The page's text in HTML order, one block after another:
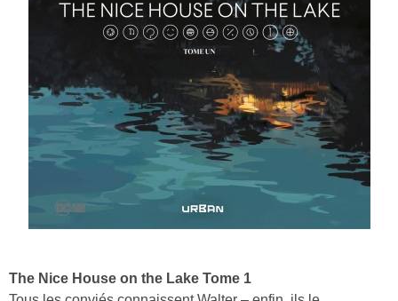
The Nice House on the Lake Tome 1